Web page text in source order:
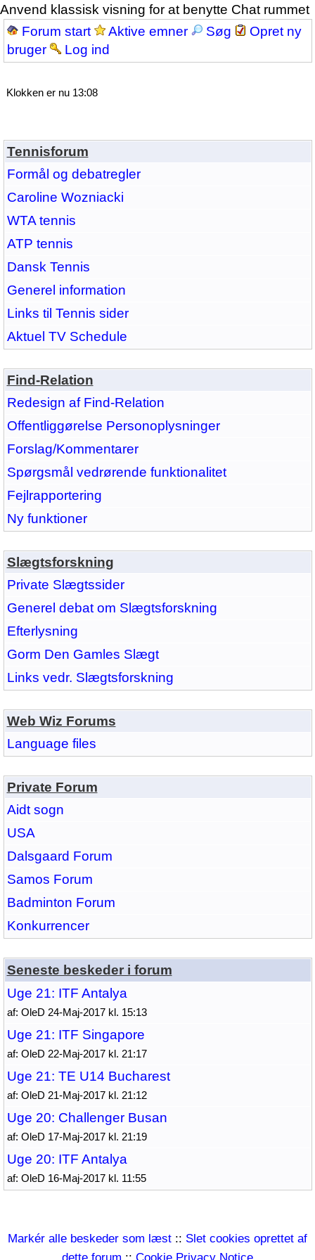
Anvend klassisk visning for at benytte Chat rummet
Forum start Aktive emner Søg
Opret ny
bruger
Log ind
Klokken er nu 13:08
Tennisforum
Formål og debatregler
Caroline Wozniacki
WTA tennis
ATP tennis
Dansk Tennis
Generel information
Links til Tennis sider
Aktuel TV Schedule
Find-Relation
Redesign af Find-Relation
Offentliggørelse Personoplysninger
Forslag/Kommentarer
Spørgsmål vedrørende funktionalitet
Fejlrapportering
Ny funktioner
Slægtsforskning
Private Slægtssider
Generel debat om Slægtsforskning
Efterlysning
Gorm Den Gamles Slægt
Links vedr. Slægtsforskning
Web Wiz Forums
Language files
Private Forum
Aidt sogn
USA
Dalsgaard Forum
Samos Forum
Badminton Forum
Konkurrencer
Seneste beskeder i forum
Uge 21: ITF Antalya
af: OleD 24-Maj-2017 kl. 15:13
Uge 21: ITF Singapore
af: OleD 22-Maj-2017 kl. 21:17
Uge 21: TE U14 Bucharest
af: OleD 21-Maj-2017 kl. 21:12
Uge 20: Challenger Busan
af: OleD 17-Maj-2017 kl. 21:19
Uge 20: ITF Antalya
af: OleD 16-Maj-2017 kl. 11:55
Markér alle beskeder som læst :: Slet cookies oprettet af